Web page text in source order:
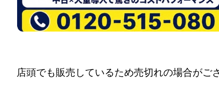
店頭でも販売しているため売切れの場合がご